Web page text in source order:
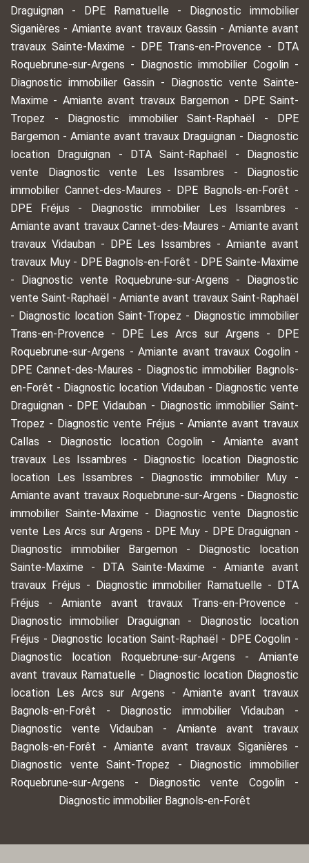
Draguignan - DPE Ramatuelle - Diagnostic immobilier
Siganières - Amiante avant travaux Gassin- Amiante avant
travaux Sainte-Maxime - DPE Trans-en-Provence - DTA
Roquebrune-sur-Argens - Diagnostic immobilier Cogolin-
Diagnostic immobilier Gassin - Diagnostic vente Sainte-
Maxime - Amiante avant travaux Bargemon - DPE Saint-
Tropez - Diagnostic immobilier Saint-Raphaël - DPE
Bargemon - Amiante avant travaux Draguignan - Diagnostic
location Draguignan - DTA Saint-Raphaël - Diagnostic
vente Diagnostic vente Les Issambres - Diagnostic
immobilier Cannet-des-Maures - DPE Bagnols-en-Forêt -
DPE Fréjus - Diagnostic immobilier Les Issambres -
Amiante avant travaux Cannet-des-Maures - Amiante avant
travaux Vidauban - DPE Les Issambres - Amiante avant
travaux Muy- DPE Bagnols-en-Forêt - DPE Sainte-Maxime
- Diagnostic vente Roquebrune-sur-Argens - Diagnostic
vente Saint-Raphaël -Amiante avant travaux Saint-Raphaël
- Diagnostic location Saint-Tropez - Diagnostic immobilier
Trans-en-Provence - DPE Les Arcs sur Argens - DPE
Roquebrune-sur-Argens - Amiante avant travaux Cogolin-
DPE Cannet-des-Maures - Diagnostic immobilier Bagnols-
en-Forêt - Diagnostic location Vidauban- Diagnostic vente
Draguignan - DPE Vidauban - Diagnostic immobilier Saint-
Tropez - Diagnostic vente Fréjus - Amiante avant travaux
Callas - Diagnostic location Cogolin -Amiante avant
travaux Les Issambres - Diagnostic location Diagnostic
location Les Issambres - Diagnostic immobilier Muy -
Amiante avant travaux Roquebrune-sur-Argens - Diagnostic
immobilier Sainte-Maxime - Diagnostic vente Diagnostic
vente Les Arcs sur Argens - DPE Muy - DPE Draguignan -
Diagnostic immobilier Bargemon - Diagnostic location
Sainte-Maxime - DTA Sainte-Maxime - Amiante avant
travaux Fréjus - Diagnostic immobilier Ramatuelle - DTA
Fréjus -Amiante avant travaux Trans-en-Provence -
Diagnostic immobilier Draguignan- Diagnostic location
Fréjus - Diagnostic location Saint-Raphaël- DPE Cogolin -
Diagnostic location Roquebrune-sur-Argens - Amiante
avant travaux Ramatuelle - Diagnostic location Diagnostic
location Les Arcs sur Argens - Amiante avant travaux
Bagnols-en-Forêt - Diagnostic immobilier Vidauban -
Diagnostic vente Vidauban - Amiante avant travaux
Bagnols-en-Forêt -Amiante avant travaux Siganières -
Diagnostic vente Saint-Tropez - Diagnostic immobilier
Roquebrune-sur-Argens - Diagnostic vente Cogolin-
Diagnostic immobilier Bagnols-en-Forêt